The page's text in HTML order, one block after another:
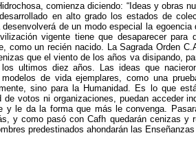
comienza diciendo: “Ideas y obras
en alto grado los estados de
de un modo especial la
vigente tiene que desaparecer
como un recién nacido. La Sagrada Orden
que el viento de los años va disipando,
ultimos diez años. Las ideas que
modelos de vida ejemplares, como una
sino para la Humanidad. Es lo que
de votos ni organizaciones, puedan acceder
y le da la forma que más le convenga.
y como pasó con Cafh quedarán cenizas y
predestinados ahondarán las